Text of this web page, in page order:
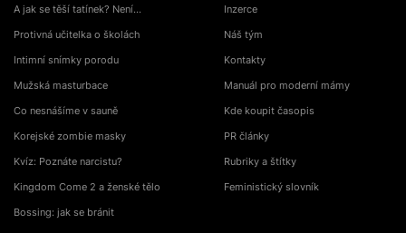
A jak se těší tatínek? Není…
Protivná učitelka o školách
Intimní snímky porodu
Mužská masturbace
Co nesnášíme v sauně
Korejské zombie masky
Kvíz: Poznáte narcistu?
Kingdom Come 2 a ženské tělo
Bossing: jak se bránit
Inzerce
Náš tým
Kontakty
Manuál pro moderní mámy
Kde koupit časopis
PR články
Rubriky a štítky
Feministický slovník